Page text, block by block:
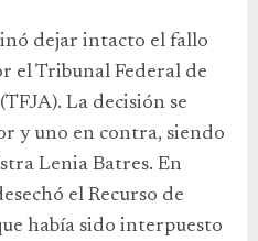
dejar intacto el fallo
el Tribunal Federal de
La decisión se
y uno en contra, siendo
Lenia Batres. En
el Recurso de
había sido interpuesto